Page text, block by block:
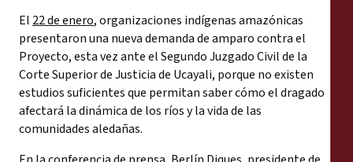
El 22 de enero, organizaciones indígenas amazónicas
presentaron una nueva demanda de amparo contra el
Proyecto, esta vez ante el Segundo Juzgado Civil de la
Corte Superior de Justicia de Ucayali, porque no existen
estudios suficientes que permitan saber cómo el dragado
afectará la dinámica de los ríos y la vida de las
comunidades aledañas.